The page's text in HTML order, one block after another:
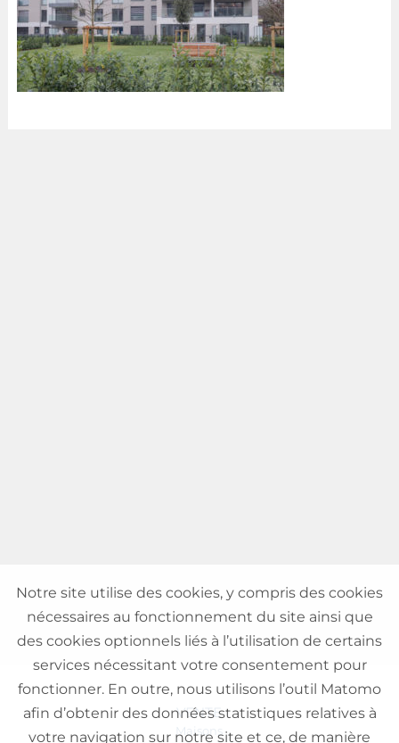
VENTE
Maisons
Notre site utilise des cookies, y compris des cookies
nécessaires au fonctionnement du site ainsi que
des cookies optionnels liés à l’utilisation de certains
services nécessitant votre consentement pour
fonctionner. En outre, nous utilisons l’outil Matomo
afin d’obtenir des données statistiques relatives à
votre navigation sur notre site et ce, de manière